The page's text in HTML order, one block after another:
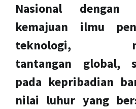
Nasional dengan
kemajuan ilmu
teknologi,
tantangan global,
pada kepribadian
nilai luhur yang